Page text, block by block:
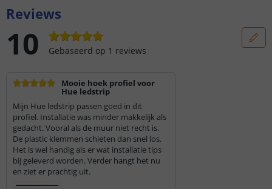
Reviews
10 Gebaseerd op 1 reviews
Mooie hoek profiel voor
Hue ledstrip
Mijn Hue ledstrip passen goed in dit
profiel. Installatie was minder makkelijk als
gedacht. Vooral als de muur niet recht is.
De plastic klemmen schieten dan snel los.
Het is wel handig als er wat installatie tips
bij geleverd worden. Verder hangt het nu
en ziet er prachtig uit.